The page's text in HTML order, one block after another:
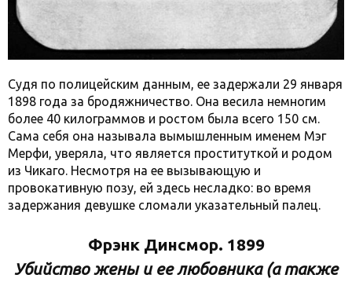
Судя по полицейским данным, ее задержали 29 января
1898 года за бродяжничество. Она весила немногим
более 40 килограммов и ростом была всего 150 см.
Сама себя она называла вымышленным именем Мэг
Мерфи, уверяла, что является проституткой и родом
из Чикаго. Несмотря на ее вызывающую и
провокативную позу, ей здесь несладко: во время
задержания девушке сломали указательный палец.
Фрэнк Динсмор. 1899
Убийство жены и ее любовника (а также